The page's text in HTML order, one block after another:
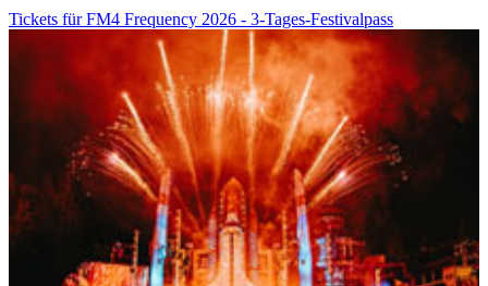
Tickets für FM4 Frequency 2026 - 3-Tages-Festivalpass